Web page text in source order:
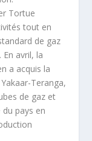
Tortue
tout en
de gaz
avril, la
a acquis la
Teranga,
de gaz et
pays en